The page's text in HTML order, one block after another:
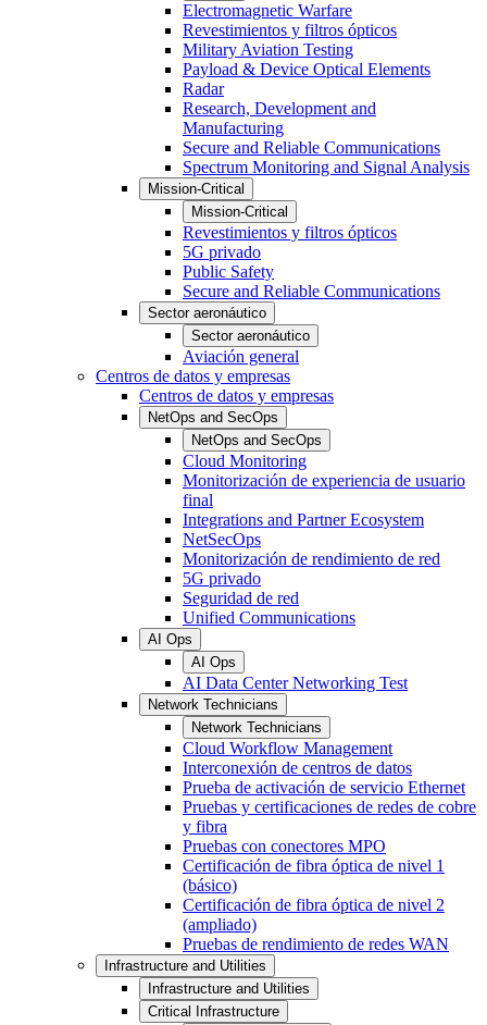
Electromagnetic Warfare
Revestimientos y filtros ópticos
Military Aviation Testing
Payload & Device Optical Elements
Radar
Research, Development and
Manufacturing
Secure and Reliable Communications
Spectrum Monitoring and Signal Analysis
Mission-Critical
Mission-Critical
Revestimientos y filtros ópticos
5G privado
Public Safety
Secure and Reliable Communications
Sector aeronáutico
Sector aeronáutico
Aviación general
Centros de datos y empresas
Centros de datos y empresas
NetOps and SecOps
NetOps and SecOps
Cloud Monitoring
Monitorización de experiencia de usuario
final
Integrations and Partner Ecosystem
NetSecOps
Monitorización de rendimiento de red
5G privado
Seguridad de red
Unified Communications
AI Ops
AI Ops
AI Data Center Networking Test
Network Technicians
Network Technicians
Cloud Workflow Management
Interconexión de centros de datos
Prueba de activación de servicio Ethernet
Pruebas y certificaciones de redes de cobre
y fibra
Pruebas con conectores MPO
Certificación de fibra óptica de nivel 1
(básico)
Certificación de fibra óptica de nivel 2
(ampliado)
Pruebas de rendimiento de redes WAN
Infrastructure and Utilities
Infrastructure and Utilities
Critical Infrastructure